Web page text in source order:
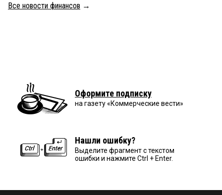
Все новости финансов →
Оформите подписку
на газету «Коммерческие вести»
Нашли ошибку?
Выделите фрагмент с текстом
ошибки и нажмите Ctrl + Enter.